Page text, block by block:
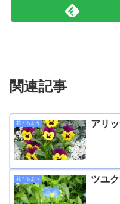
関連記事
花＊もよう アリ
花＊もよう ツユ